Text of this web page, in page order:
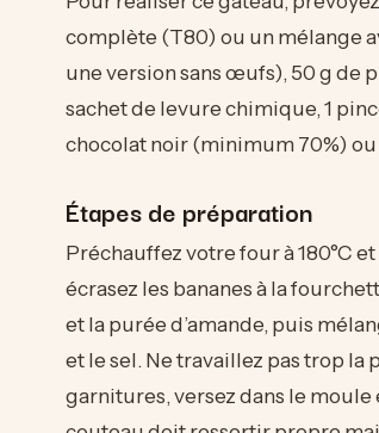
complète (T80) ou un mélange
une version sans œufs), 50 g de
sachet de levure chimique, 1
chocolat noir (minimum 70%) ou
Étapes de préparation
Préchauffez votre four à 180°C
écrasez les bananes à la
et la purée d’amande, puis
et le sel. Ne travaillez pas trop
garnitures, versez dans le moule